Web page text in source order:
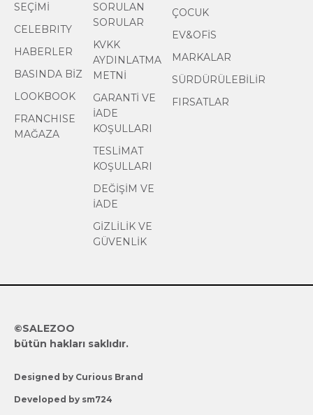
SEÇİMİ
CELEBRITY
HABERLER
BASINDA BİZ
LOOKBOOK
FRANCHISE
MAĞAZA
SORULAN
SORULAR
KVKK
AYDINLATMA
METNİ
GARANTİ VE
İADE
KOŞULLARI
TESLİMAT
KOŞULLARI
DEĞİŞİM VE
İADE
GİZLİLİK VE
GÜVENLİK
ÇOCUK
EV&OFİS
MARKALAR
SÜRDÜRÜLEBİLİR
FIRSATLAR
©SALEZOO
bütün hakları saklıdır.
Designed by Curious Brand
Developed by sm724